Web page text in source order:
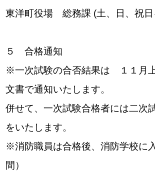
東洋町役場 総務課 (土、日、祝日
５ 合格通知
※一次試験の合否結果は １１月
文書で通知いたします。
併せて、一次試験合格者には二次
をいたします。
※消防職員は合格後、消防学校に
間）